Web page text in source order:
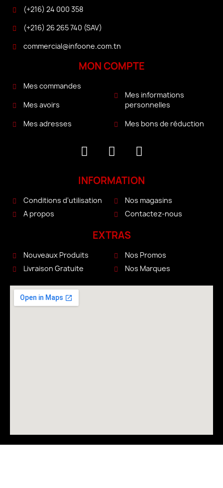
(+216) 24 000 358
(+216) 26 265 740 (SAV)
commercial@infoone.com.tn
MON COMPTE
Mes commandes
Mes avoirs
Mes adresses
Mes informations
personnelles
Mes bons de réduction
INFORMATION
Conditions d'utilisation
A propos
Nos magasins
Contactez-nous
EXTRAS
Nouveaux Produits
Livraison Gratuite
Nos Promos
Nos Marques